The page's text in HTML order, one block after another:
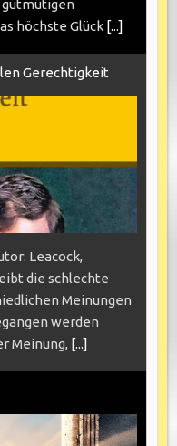
höchste Glück [...]
Gerechtigkeit
Leacock,
die schlechte
Meinungen
werden
Meinung, [...]